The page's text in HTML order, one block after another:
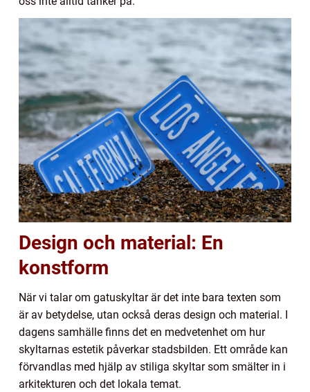
Design och material: En
konstform
När vi talar om gatuskyltar är det inte bara texten som
är av betydelse, utan också deras design och material. I
dagens samhälle finns det en medvetenhet om hur
skyltarnas estetik påverkar stadsbilden. Ett område kan
förvandlas med hjälp av stiliga skyltar som smälter in i
arkitekturen och det lokala temat.